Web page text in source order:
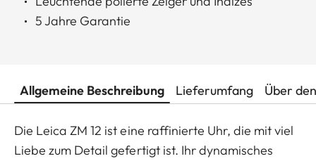
5 Jahre Garantie
Allgemeine Beschreibung Lieferumfang Über
Die Leica ZM 12 ist eine raffinierte Uhr, die mit viel
Liebe zum Detail gefertigt ist. Ihr dynamisches